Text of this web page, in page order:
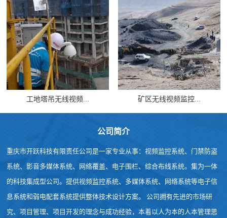
工地塔吊无线视频... 矿区无线视频监控...
公司简介
重庆市开跃科技有限责任公司是一家专业从事：视频监控系统、门禁防盗
系统、影音多媒体系统、网络覆盖、电子围栏、综合布线系统。集为一体
的科技集成型公司。提供视频监控系统、多媒体系统、网络系统等电子信
息系统和弱电配套系统提供整体技术设计方案。 公司拥有先进的市场研
究、项目管理、项目开发的理念与成功经验，本着以人为本的人本管理思